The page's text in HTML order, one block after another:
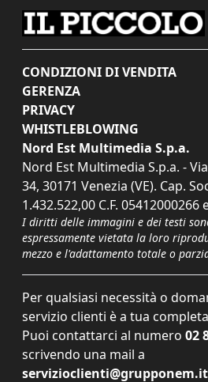
CONDIZIONI DI VENDITA
GERENZA
PRIVACY
WHISTLEBLOWING
Nord Est Multimedia S.p.a.
Nord Est Multimedia S.p.a. -
34, 30171 Venezia (VE). Cap.
1.432.522,00 C.F. 05412000266
I diritti delle immagini e dei testi
espressamente vietata la loro
mezzo e l'adattamento totale o
Per qualsiasi necessità o
servizio clienti è a tua
Puoi contattarci al numero 02
scrivendo una mail a
servizioclienti@grupponem.it